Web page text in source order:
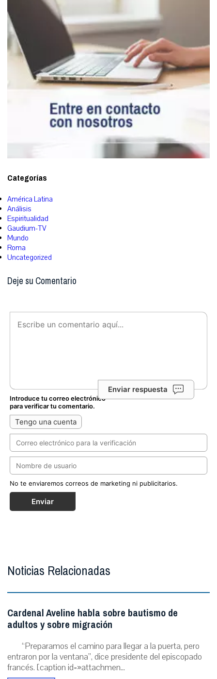
Categorías
América Latina
Análisis
Espiritualidad
Gaudium-TV
Mundo
Roma
Uncategorized
Deje su Comentario
Enviar respuesta
Introduce tu correo electrónico
para verificar tu comentario.
Tengo una cuenta
No te enviaremos correos de marketing ni publicitarios.
Enviar
Noticias Relacionadas
Cardenal Aveline habla sobre bautismo de
adultos y sobre migración
“Preparamos el camino para llegar a la puerta, pero
entraron por la ventana”, dice presidente del episcopado
francés. [caption id=»attachmen...